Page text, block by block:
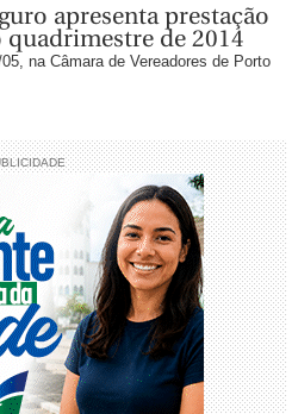
apresenta prestação
de 2014
na Câmara de Vereadores de Porto